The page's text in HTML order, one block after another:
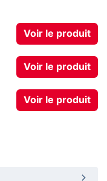
Voir le produit
Voir le produit
Voir le produit